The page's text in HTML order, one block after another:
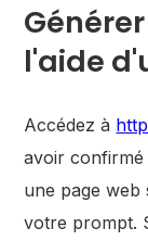
l'aide
Accédez à
avoir
une page web
votre prompt.